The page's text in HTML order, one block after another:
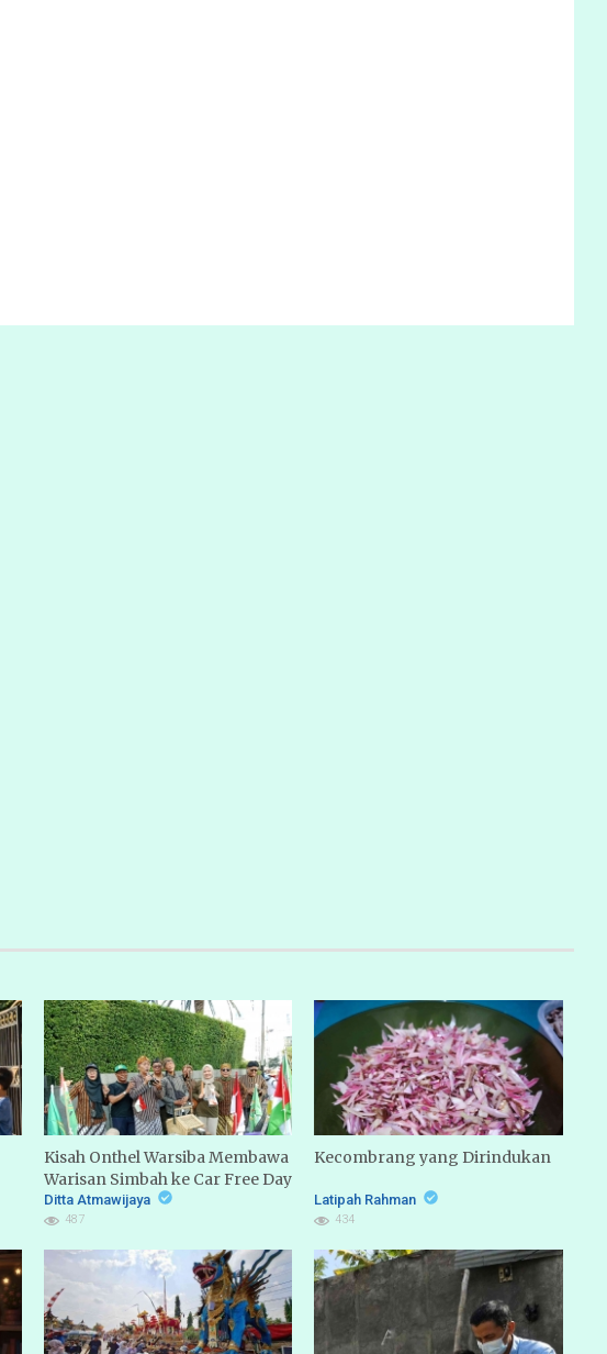
Kisah Onthel Warsiba Membawa
Warisan Simbah ke Car Free Day
Jakarta
Ditta Atmawijaya
487
Kecombrang yang Dirindukan
Latipah Rahman
434